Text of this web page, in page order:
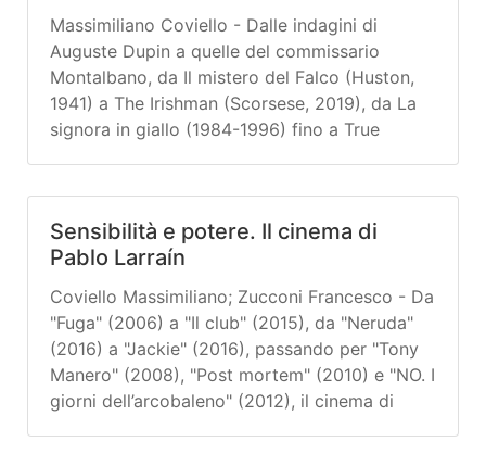
Le loro voci ci offrono un lucido spaccato
della situazione attuale, in cui fiducia e
preoccupazione convivono.
Massimiliano Coviello - Dalle indagini di
Auguste Dupin a quelle del commissario
Montalbano, da Il mistero del Falco (Huston,
1941) a The Irishman (Scorsese, 2019), da La
signora in giallo (1984-1996) fino a True
dieci del nuovo millennio, a cavallo tra
letteratura, cinema e televisione, sono
sufficienti a dimostrare la capacità della crime
fiction e dei suoi molti sottogeneri di radicarsi
nell’immaginario di lettori e spettatori,
sollecitandone la curiosità nei confronti del
mondo poliziesco e di quello criminale, e
offrendo dei modelli interpretativi alle
inquietudini e alle pulsioni violente che
Sensibilità e potere. Il cinema di
Pablo Larraín
Coviello Massimiliano; Zucconi Francesco - Da
"Fuga" (2006) a "Il club" (2015), da "Neruda"
(2016) a "Jackie" (2016), passando per "Tony
Manero" (2008), "Post mortem" (2010) e "NO. I
giorni dell’arcobaleno" (2012), il cinema di